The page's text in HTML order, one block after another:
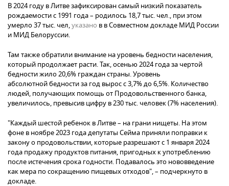
В 2024 году в Литве зафиксирован самый низкий показатель
рождаемости с 1991 года – родилось 18,7 тыс. чел., при этом
умерло 37 тыс. чел,указано в в Совместном докладе МИД России
и МИД Белоруссии.
Там также обратили внимание на уровень бедности населения,
который продолжает расти. Так, осенью 2024 года за чертой
бедности жило 20,6% граждан страны. Уровень
абсолютной бедности за год вырос с 3,7% до 6,5%. Количество
людей, получающих помощь от Продовольственного банка,
увеличилось, превысив цифру в 230 тыс. человек (7% населения).
"Каждый шестой ребенок в Литве – на грани нищеты. На этом
фоне в ноябре 2023 года депутаты Сейма приняли поправки к
закону о продовольствии, которые разрешают с 1 января 2024
года продажу продуктов питания, пригодных к употреблению
после истечения срока годности. Подавалось это нововведение
как мера по сокращению пищевых отходов", – подчеркнуто в
докладе.